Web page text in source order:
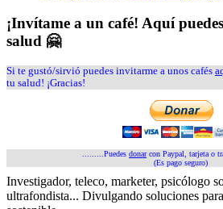
¡Invítame a un café! Aquí
salud 🤗
Si te gustó/sirvió puedes invitarme a unos cafés
tu salud! ¡Gracias!
.........Puedes donarcon Paypal, tarjeta o
(Es pago seguro)
Investigador, teleco, marketer, psicólogo
ultrafondista... Divulgando soluciones